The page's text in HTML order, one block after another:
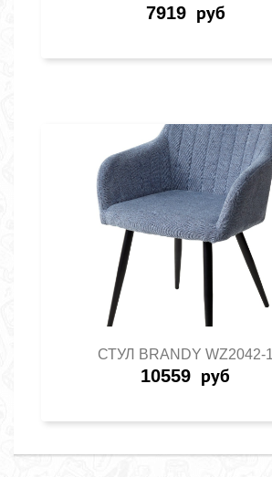
7919 руб
СТУЛ BRANDY WZ2042-
10559 руб